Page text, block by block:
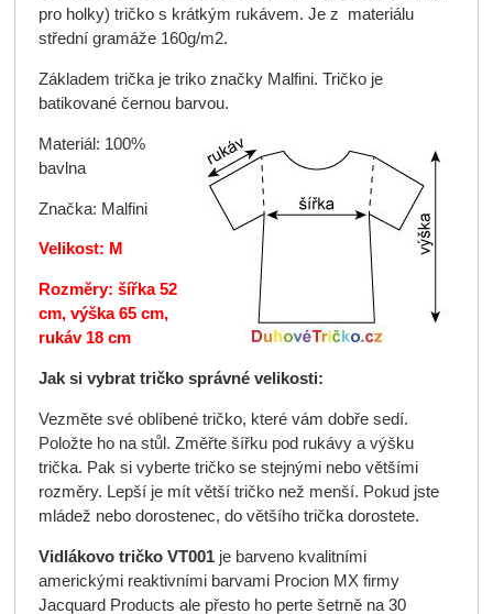
pro holky) tričko s krátkým rukávem. Je z materiálu
střední gramáže 160g/m2.
Základem trička je triko značky Malfini. Tričko je
batikované černou barvou.
Materiál: 100%
bavlna
Značka: Malfini
Velikost: M
Rozměry: šířka 52
cm, výška 65 cm,
rukáv 18 cm
Jak si vybrat tričko správné velikosti:
Vezměte své oblíbené tričko, které vám dobře sedí.
Položte ho na stůl. Změřte šířku pod rukávy a výšku
trička. Pak si vyberte tričko se stejnými nebo většími
rozměry. Lepší je mít větší tričko než menší. Pokud jste
mládež nebo dorostenec, do většího trička dorostete.
Vidlákovo tričko VT001je barveno kvalitními
americkými reaktivními barvami Procion MX firmy
Jacquard Products ale přesto ho perte šetrně na 30